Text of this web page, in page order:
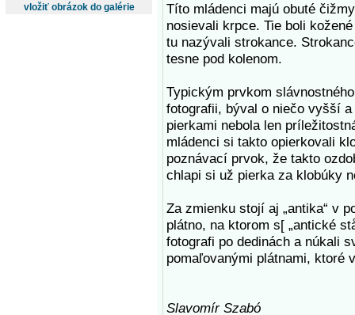
vložiť obrázok do galérie
Títo mládenci majú obuté
nosievali krpce. Tie boli
tu nazývali strokance.
tesne pod kolenom.
Typickým prvkom
fotografii, býval o niečo vyšší
pierkami nebola len
mládenci si takto opierkovali
poznávací prvok, že takto
chlapi si už pierka za klobúky
Za zmienku stojí aj „antika“ v
plátno, na ktorom s[ „antické
fotografi po dedinách a núkali
pomaľovanými plátnami, ktoré
Slavomír Szabó